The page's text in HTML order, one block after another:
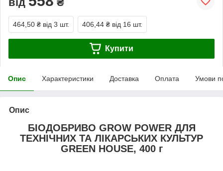
464,50 ₴ від 3 шт. 406,44 ₴ від 16 шт.
Купити
Опис Характеристики Доставка Оплата Умови
Опис
БІОДОБРИВО GROW POWER ДЛЯ
ТЕХНІЧНИХ ТА ЛІКАРСЬКИХ КУЛЬТУР
GREEN HOUSE, 400 г